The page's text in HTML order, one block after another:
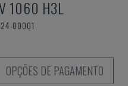
1060 H3L
00001
OPÇÕES DE PAGAMENTO